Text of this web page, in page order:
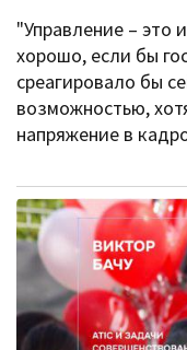
"Управление – это
хорошо, если бы
среагировало бы
возможностью,
напряжение в